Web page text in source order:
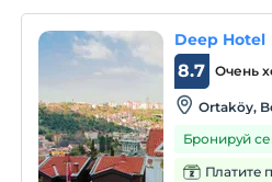
Deep Hotel
Очень
8.7
Ortaköy,
Бронируй
Платите